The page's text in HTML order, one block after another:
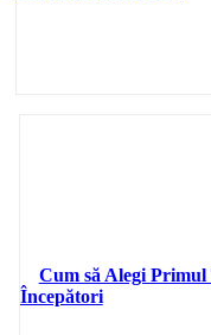
Cum să Alegi
Începători